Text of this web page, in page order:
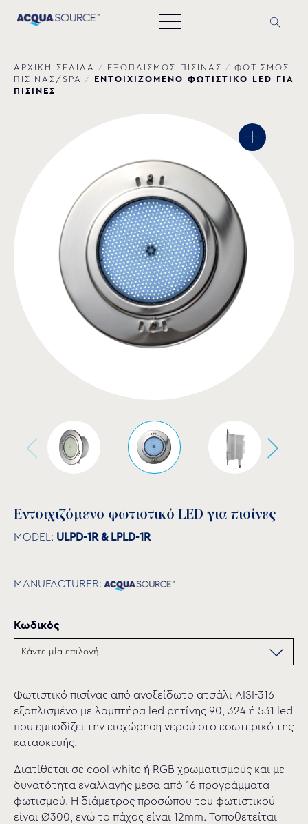
ΑΡΧΙΚΗ ΣΕΛΙΔΑ / ΕΞΟΠΛΙΣΜΟΣ ΠΙΣΙΝΑΣ / ΦΩΤΙΣΜΟΣ
ΠΙΣΙΝΑΣ/SPA
/ ΕΝΤΟΙΧΙΖΟΜΕΝΟ ΦΩΤΙΣΤΙΚΟ LED ΓΙΑ
ΠΙΣΙΝΕΣ
Εντοιχιζόμενο φωτιστικό LED για πισίνες
MODEL: ULPD-1R & LPLD-1R
MANUFACTURER:
Κωδικός
Φωτιστικό πισίνας από ανοξείδωτο ατσάλι AISI-316
εξοπλισμένο με λαμπτήρα led ρητίνης 90, 324 ή 531 led
που εμποδίζει την εισχώρηση νερού στο εσωτερικό της
κατασκευής.
Διατίθεται σε cool white ή RGB χρωματισμούς και με
δυνατότητα εναλλαγής μέσα από 16 προγράμματα
φωτισμού. Η διάμετρος προσώπου του φωτιστικού
είναι Ø300, ενώ το πάχος είναι 12mm. Τοποθετείται